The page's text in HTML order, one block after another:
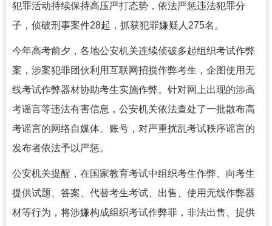
犯罪活动持续保持高压严打态势，依法严惩违法犯罪分
子，侦破刑事案件28起，抓获犯罪嫌疑人275名。
今年高考前夕，各地公安机关连续侦破多起组织考试作弊
案，涉案犯罪团伙利用互联网招揽作弊考生，企图使用无
线考试作弊器材协助考生实施作弊。针对网上出现的涉高
考谣言等违法有害信息，公安机关依法查处了一批散布高
考谣言的网络自媒体、账号，对严重扰乱考试秩序谣言的
发布者依法予以严惩。
公安机关提醒，在国家教育考试中组织考生作弊、向考生
提供试题、答案、代替考生考试、出售、使用无线作弊器
材等行为，将涉嫌构成组织考试作弊罪，非法出售、提供